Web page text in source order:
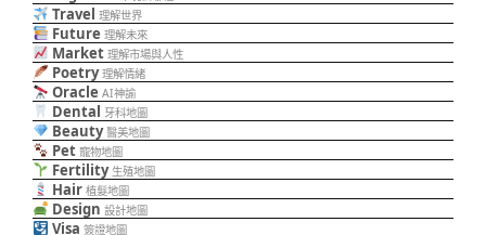
Travel 理解世界
Future 理解未來
Market 理解市場與人性
Poetry 理解情緒
Oracle AI神諭
Dental 牙科地圖
Beauty 醫美地圖
Pet 寵物地圖
Fertility 生殖地圖
Hair 植髮地圖
Design 設計地圖
Visa 簽證地圖